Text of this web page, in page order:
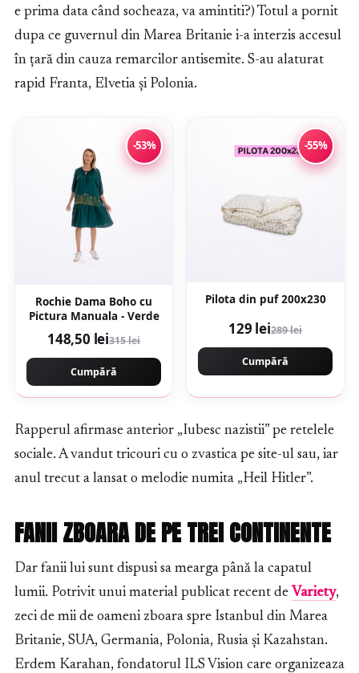
e prima data când socheaza, va amintiti?) Totul a pornit
dupa ce guvernul din Marea Britanie i-a interzis accesul
în țară din cauza remarcilor antisemite. S-au alaturat
rapid Franta, Elvetia și Polonia.
-53%
Rochie Dama Boho cu
Pictura Manuala - Verde
148,50 lei315 lei
Cumpără
-55%
Pilota din puf 200x230
129 lei289 lei
Cumpără
Rapperul afirmase anterior „Iubesc nazistii” pe retelele
sociale. A vandut tricouri cu o zvastica pe site-ul sau, iar
anul trecut a lansat o melodie numita „Heil Hitler”.
FANII ZBOARA DE PE TREI CONTINENTE
Dar fanii lui sunt dispusi sa mearga până la capatul
lumii. Potrivit unui material publicat recent de Variety,
zeci de mii de oameni zboara spre Istanbul din Marea
Britanie, SUA, Germania, Polonia, Rusia și Kazahstan.
Erdem Karahan, fondatorul ILS Vision care organizeaza